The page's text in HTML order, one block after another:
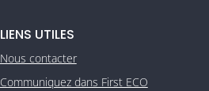
LIENS UTILES
Nous contacter
Communiquez dans First ECO